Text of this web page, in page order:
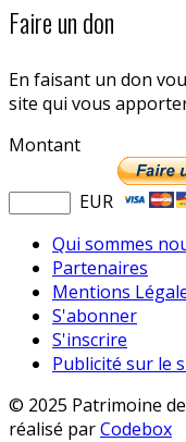
Faire un don
En faisant un don
site qui vous
Montant
EUR
Qui sommes
Partenaires
Mentions
S'abonner
S'inscrire
Publicité sur le
© 2025 Patrimoine
réalisé parCodebox